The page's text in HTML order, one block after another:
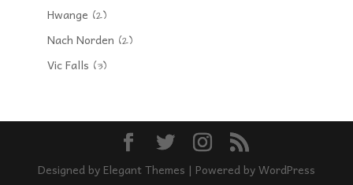
Hwange (2)
Nach Norden (2)
Vic Falls (3)
Designed by Elegant Themes | Powered byWordPress